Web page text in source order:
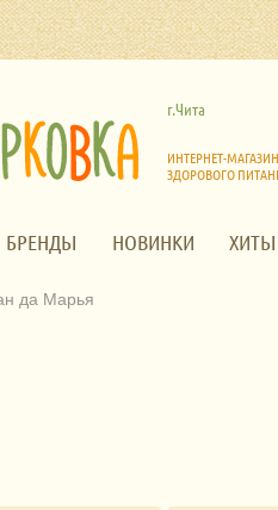
г.Чита
ИНТЕРНЕТ-МАГАЗИН
ЗДОРОВОГО
БРЕНДЫ НОВИНКИ
да Марья